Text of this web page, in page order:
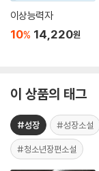
이상능력자
10% 14,220원
이 상품의 태그
#성장 #성장소설
#청소년장편소설